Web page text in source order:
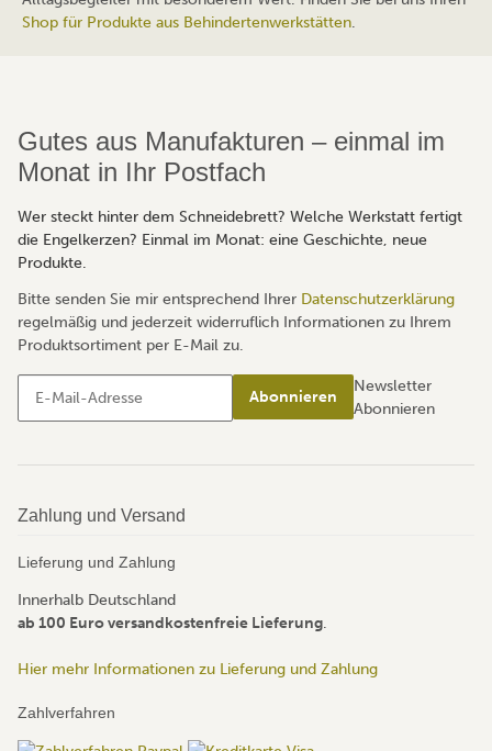
Shop für Produkte aus Behindertenwerkstätten.
Gutes aus Manufakturen – einmal im
Monat in Ihr Postfach
Wer steckt hinter dem Schneidebrett? Welche Werkstatt fertigt
die Engelkerzen? Einmal im Monat: eine Geschichte, neue
Produkte.
Bitte senden Sie mir entsprechend Ihrer Datenschutzerklärung
regelmäßig und jederzeit widerruflich Informationen zu Ihrem
Produktsortiment per E-Mail zu.
Abonnieren
Newsletter
Abonnieren
Zahlung und Versand
Lieferung und Zahlung
Innerhalb Deutschland
ab 100 Euro versandkostenfreie Lieferung.
Hier mehr Informationen zu Lieferung und Zahlung
Zahlverfahren